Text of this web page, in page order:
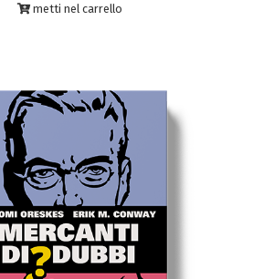
metti nel carrello